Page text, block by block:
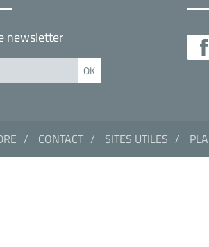
newsletter
CONTACT SITES UTILES